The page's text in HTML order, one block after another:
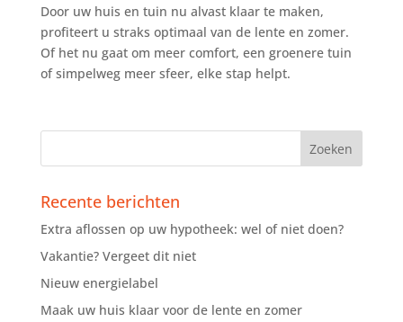
Door uw huis en tuin nu alvast klaar te maken,
profiteert u straks optimaal van de lente en zomer.
Of het nu gaat om meer comfort, een groenere tuin
of simpelweg meer sfeer, elke stap helpt.
Recente berichten
Extra aflossen op uw hypotheek: wel of niet doen?
Vakantie? Vergeet dit niet
Nieuw energielabel
Maak uw huis klaar voor de lente en zomer